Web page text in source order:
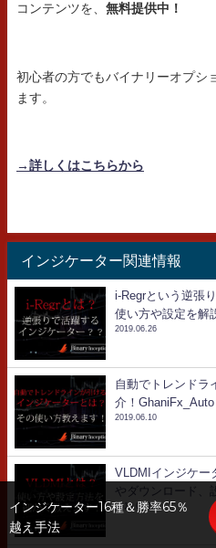
コンテンツを、 無料提供中！
初心者の方でもバイナリーオプシ
ます。
→詳しくはこちらから
インジケーター関連情報
i-Regrという逆張
使い方や設定を解
2019.06.26
自動でトレンドラ
介！
2019.06.10
VLDMIインジケー
やダウンロード、
2019.07.12
インジケーター16種＆勝率65％
越え手法